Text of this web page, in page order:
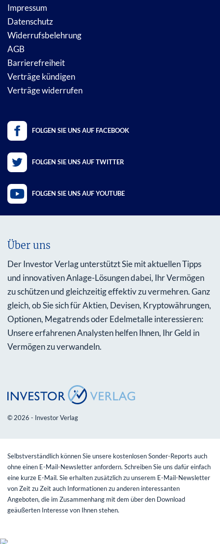
Impressum
Datenschutz
Widerrufsbelehrung
AGB
Barrierefreiheit
Verträge kündigen
Verträge widerrufen
FOLGEN SIE UNS AUF FACEBOOK
FOLGEN SIE UNS AUF TWITTER
FOLGEN SIE UNS AUF YOUTUBE
Über uns
Der Investor Verlag unterstützt Sie mit aktuellen Tipps
und innovativen Anlage-Lösungen dabei, Ihr Vermögen
zu schützen und gleichzeitig effektiv zu vermehren. Ganz
gleich, ob Sie sich für Aktien, Devisen, Kryptowährungen,
Optionen, Megatrends oder Edelmetalle interessieren:
Unsere erfahrenen Analysten helfen Ihnen, Ihr Geld in
Vermögen zu verwandeln.
© 2026 - Investor Verlag
Selbstverständlich können Sie unsere kostenlosen Sonder-Reports auch
ohne einen E-Mail-Newsletter anfordern. Schreiben Sie uns dafür einfach
eine kurze E-Mail. Sie erhalten zusätzlich zu unserem E-Mail-Newsletter
von Zeit zu Zeit auch Informationen zu anderen interessanten
Angeboten, die im Zusammenhang mit dem über den Download
geäußerten Interesse von Ihnen stehen.